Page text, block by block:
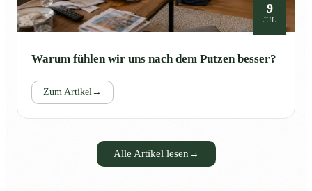
9
JUL
Warum fühlen wir uns nach dem Putzen besser?
Zum Artikel→
Alle Artikel lesen →